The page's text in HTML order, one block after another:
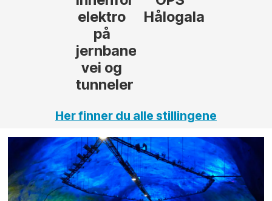
Hålogalandsvegen
Her finner du alle stillingene